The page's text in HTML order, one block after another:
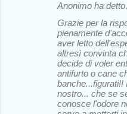
Anonimo ha
Grazie per la
pienamente
aver letto
altresì convinta
decide di voler
antifurto o cane
nostro... che se
conosce l'odore